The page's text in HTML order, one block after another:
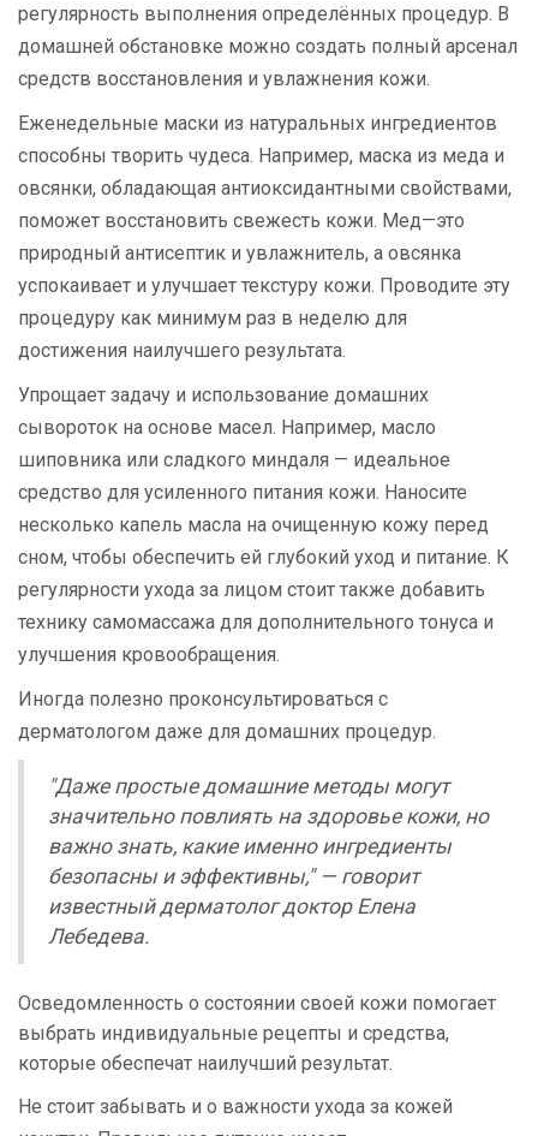
регулярность выполнения определённых процедур. В
домашней обстановке можно создать полный арсенал
средств восстановления и увлажнения кожи.
Еженедельные маски из натуральных ингредиентов
способны творить чудеса. Например, маска из меда и
овсянки, обладающая антиоксидантными свойствами,
поможет восстановить свежесть кожи. Мед—это
природный антисептик и увлажнитель, а овсянка
успокаивает и улучшает текстуру кожи. Проводите эту
процедуру как минимум раз в неделю для
достижения наилучшего результата.
Упрощает задачу и использование домашних
сывороток на основе масел. Например, масло
шиповника или сладкого миндаля — идеальное
средство для усиленного питания кожи. Наносите
несколько капель масла на очищенную кожу перед
сном, чтобы обеспечить ей глубокий уход и питание. К
регулярности ухода за лицом стоит также добавить
технику самомассажа для дополнительного тонуса и
улучшения кровообращения.
Иногда полезно проконсультироваться с
дерматологом даже для домашних процедур.
"Даже простые домашние методы могут
значительно повлиять на здоровье кожи, но
важно знать, какие именно ингредиенты
безопасны и эффективны," — говорит
известный дерматолог доктор Елена
Лебедева.
Осведомленность о состоянии своей кожи помогает
выбрать индивидуальные рецепты и средства,
которые обеспечат наилучший результат.
Не стоит забывать и о важности ухода за кожей